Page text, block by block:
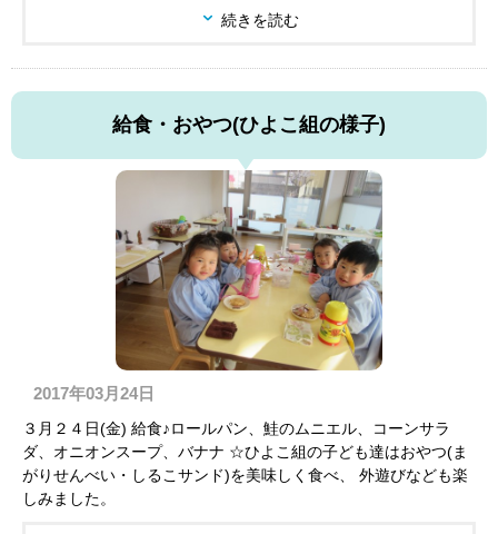
続きを読む
給食・おやつ(ひよこ組の様子)
2017年03月24日
３月２４日(金) 給食♪ロールパン、鮭のムニエル、コーンサラ
ダ、オニオンスープ、バナナ ☆ひよこ組の子ども達はおやつ(ま
がりせんべい・しるこサンド)を美味しく食べ、 外遊びなども楽
しみました。